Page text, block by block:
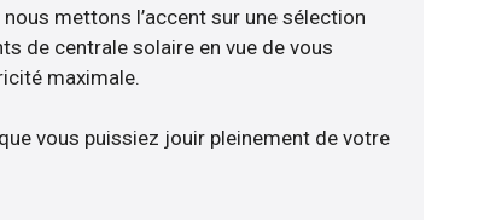
mettons l’accent sur une sélection
de centrale solaire en vue de vous
maximale.
vous puissiez jouir pleinement de votre